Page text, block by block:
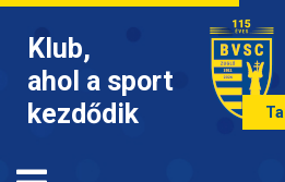
Klub,
ahol a sport
kezdődik